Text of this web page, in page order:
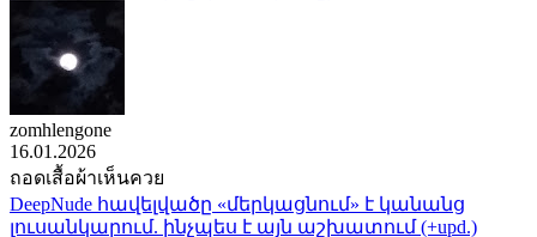
zomhlengone
16.01.2026
ถอดเสื้อผ้าเห็นควย
DeepNude հավելվածը «մերկացնում» է կանանց
լուսանկարում. ինչպես է այն աշխատում (+upd.)